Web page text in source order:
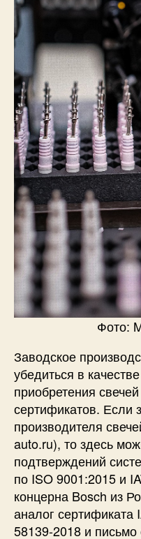
Фото:
Заводское
убедиться в
приобретения
сертификатов. Если
производителя
auto.ru), то здесь
подтверждений
по ISO 9001:2015 и
концерна Bosch из
аналог
58139-2018 и письмо